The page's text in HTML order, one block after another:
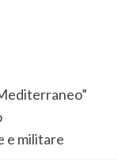
e militare